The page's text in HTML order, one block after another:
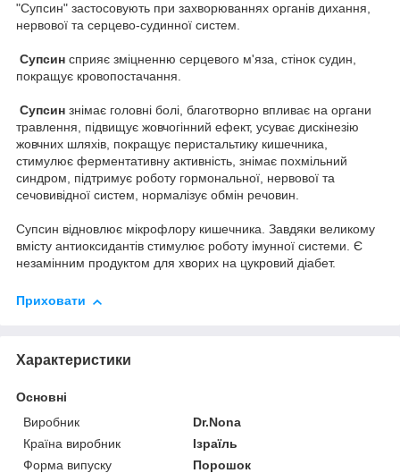
"Супсин" застосовують при захворюваннях органів дихання,
нервової та серцево-судинної систем.
Супсин сприяє зміцненню серцевого м'яза, стінок судин,
покращує кровопостачання.
Супсин знімає головні болі, благотворно впливає на органи
травлення, підвищує жовчогінний ефект, усуває дискінезію
жовчних шляхів, покращує перистальтику кишечника,
стимулює ферментативну активність, знімає похмільний
синдром, підтримує роботу гормональної, нервової та
сечовивідної систем, нормалізує обмін речовин.
Супсин відновлює мікрофлору кишечника. Завдяки великому
вмісту антиоксидантів стимулює роботу імунної системи. Є
незамінним продуктом для хворих на цукровий діабет.
Приховати
Характеристики
Основні
Виробник
Dr.Nona
Країна виробник
Ізраїль
Форма випуску
Порошок